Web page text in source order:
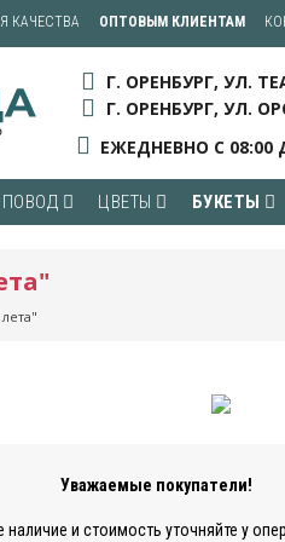
Г. ОРЕНБУРГ, УЛ.
Г. ОРЕНБУРГ, УЛ.
ЕЖЕДНЕВНО С 08:00
ПОВОД ЦВЕТЫ БУКЕТЫ
КАЧЕСТВА ОПТОВЫМ КЛИЕНТАМ
Уважаемые покупатели!
наличие и стоимость уточняйте у